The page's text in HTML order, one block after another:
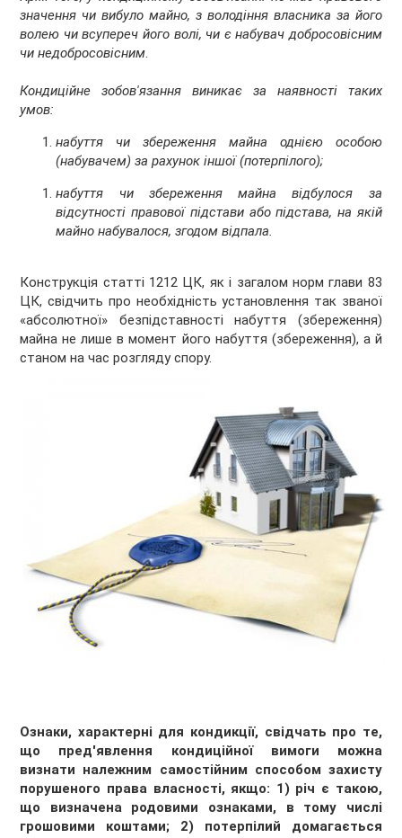
значення чи вибуло майно, з володіння власника за його
волею чи всупереч його волі, чи є набувач добросовісним
чи недобросовісним.
Кондиційне зобов'язання виникає за наявності таких
умов:
набуття чи збереження майна однією особою
(набувачем) за рахунок іншої (потерпілого);
набуття чи збереження майна відбулося за
відсутності правової підстави або підстава, на якій
майно набувалося, згодом відпала.
Конструкція статті 1212 ЦК, як і загалом норм глави 83
ЦК, свідчить про необхідність установлення так званої
«абсолютної» безпідставності набуття (збереження)
майна не лише в момент його набуття (збереження), а й
станом на час розгляду спору.
Ознаки, характерні для кондикції, свідчать про те,
що пред'явлення кондиційної вимоги можна
визнати належним самостійним способом захисту
порушеного права власності, якщо: 1) річ є такою,
що визначена родовими ознаками, в тому числі
грошовими коштами; 2) потерпілий домагається